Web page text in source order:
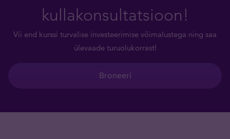
kullakonsultatsioon!
Vii end kurssi turvalise investeerimise võimalustega ning saa
ülevaade turuolukorrast!
Broneeri